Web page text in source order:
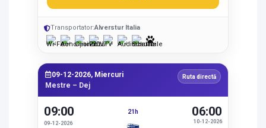
Transportator:Alverstur Italia
09-12-2026, Miercuri
Mestre – Dej
Ruta directă
09:00
09-12-2026
21h
10-12-2026
06:00